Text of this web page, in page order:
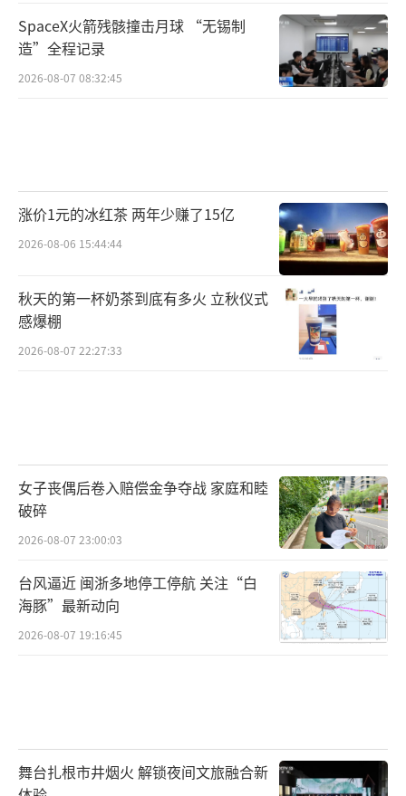
算力的充足供应，需要绿色的电、稳定的
电和廉价的电。为了解决“算力等电”的时空
错配问题，作为“东数西算”重要节点的宁
公里左右的戈壁滩上，可以看到绵延数里的光
伏板；在100多公里以外的风资源富集区，一座
座百米高的风机迎风转动。这里地广人稀、日
照充足、风能丰富，得天独厚的条件，让数据
中心所需要的绿电和廉价电供应有了保障。对
于绿电最难实现的稳定性，正在建设的中卫云
基地数据中心绿电供应项目，让绿电实现高
建成后将成为全国首个大规模“算电协同”绿
电供应项目。现在，项目50万千瓦光伏项目已
经全容量并网，150万千瓦风电项目预计今年年
底完成全容量并网。到时，项目可以供应清洁
电力约41.4亿千瓦时，完全可以满足中卫云基
地数据中心一年22.9亿千瓦时的用电需求。
数字基础设施建设是数字中国建设的“先
据要素潜能持续释放，提升了数字经济的运行
效率和创新能力，新业态新模式也不断涌现。
SpaceX火箭残骸撞击月球 “无锡制
造”全程记录
2026-08-07 08:32:45
涨价1元的冰红茶 两年少赚了15亿
2026-08-06 15:44:44
秋天的第一杯奶茶到底有多火 立秋仪式
感爆棚
2026-08-07 22:27:33
女子丧偶后卷入赔偿金争夺战 家庭和睦
破碎
2026-08-07 23:00:03
台风逼近 闽浙多地停工停航 关注“白
海豚”最新动向
2026-08-07 19:16:45
舞台扎根市井烟火 解锁夜间文旅融合新